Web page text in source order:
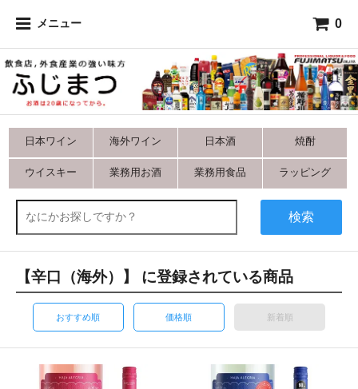
メニュー 0
日本ワイン 海外ワイン 日本酒 焼酎
ウイスキー 業務用お酒 業務用食品 ラッピング
検索
【辛口（海外）】 に登録されている商品
おすすめ順 価格順 新着順